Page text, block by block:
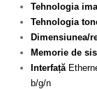
Tehnologia
Tehnologia
Dimensiunea/
Memorie de
Interfață
b/g/n